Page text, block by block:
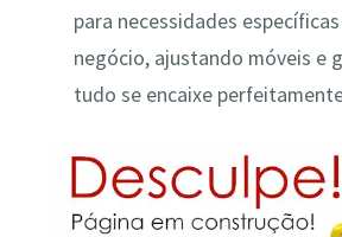
para necessidades
negócio, ajustando móveis e
tudo se encaixe